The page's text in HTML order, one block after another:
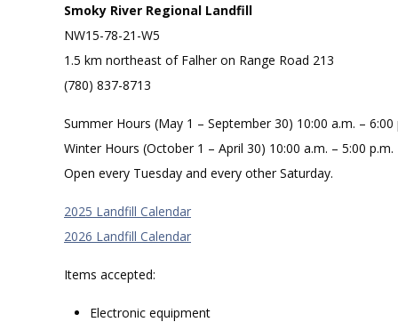
Smoky River Regional Landfill
NW15-78-21-W5
1.5 km northeast of Falher on Range Road 213
(780) 837-8713
Summer Hours (May 1 – September 30) 10:00 a.m. – 6:00
Winter Hours (October 1 – April 30) 10:00 a.m. – 5:00 p.m.
Open every Tuesday and every other Saturday.
2025 Landfill Calendar
2026 Landfill Calendar
Items accepted:
Electronic equipment